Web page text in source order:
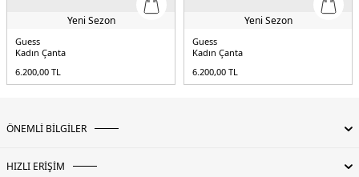
Yeni Sezon
Guess
Kadın Çanta
6.200,00 TL
Yeni Sezon
Guess
Kadın Çanta
6.200,00 TL
ÖNEMLİ BİLGİLER
HIZLI ERİŞİM